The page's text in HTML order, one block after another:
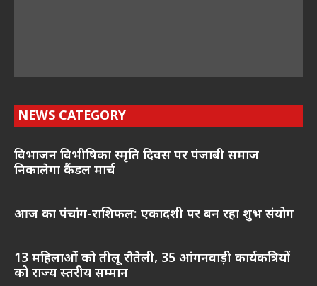
NEWS CATEGORY
विभाजन विभीषिका स्मृति दिवस पर पंजाबी समाज
निकालेगा कैंडल मार्च
आज का पंचांग-राशिफल: एकादशी पर बन रहा शुभ संयोग
13 महिलाओं को तीलू रौतेली, 35 आंगनवाड़ी कार्यकत्रियों
को राज्य स्तरीय सम्मान